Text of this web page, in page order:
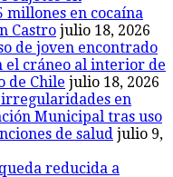
millones en cocaína
Castro julio 18, 2026
de joven encontrado
el cráneo al interior de
de Chile julio 18, 2026
en
Municipal tras uso
de salud julio 9,
reducida a